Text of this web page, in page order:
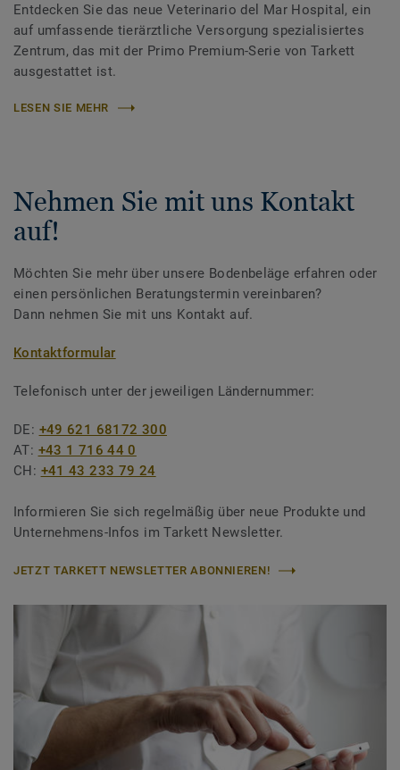
Entdecken Sie das neue Veterinario del Mar Hospital, ein
auf umfassende tierärztliche Versorgung spezialisiertes
Zentrum, das mit der Primo Premium-Serie von Tarkett
ausgestattet ist.
LESEN SIE MEHR
Nehmen Sie mit uns Kontakt
auf!
Möchten Sie mehr über unsere Bodenbeläge erfahren oder
einen persönlichen Beratungstermin vereinbaren?
Dann nehmen Sie mit uns Kontakt auf.
Kontaktformular
Telefonisch unter der jeweiligen Ländernummer:
DE: +49 621 68172 300
AT: +43 1 716 44 0
CH: +41 43 233 79 24
Informieren Sie sich regelmäßig über neue Produkte und
Unternehmens-Infos im Tarkett Newsletter.
JETZT TARKETT NEWSLETTER ABONNIEREN!